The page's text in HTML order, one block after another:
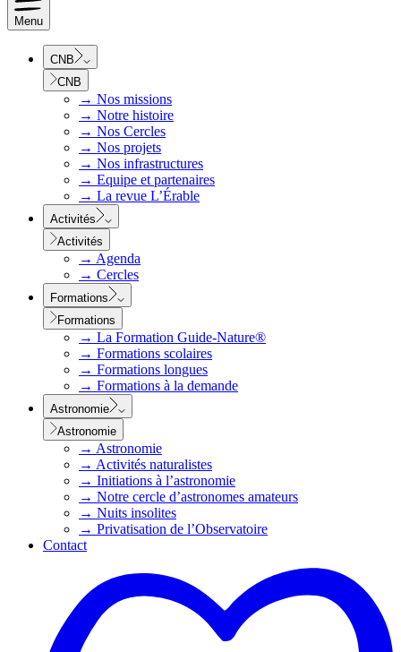
Menu
CNB
CNB
→ Nos missions
→ Notre histoire
→ Nos Cercles
→ Nos projets
→ Nos infrastructures
→ Equipe et partenaires
→ La revue L’Érable
Activités
Activités
→ Agenda
→ Cercles
Formations
Formations
→ La Formation Guide-Nature®
→ Formations scolaires
→ Formations longues
→ Formations à la demande
Astronomie
Astronomie
→ Astronomie
→ Activités naturalistes
→ Initiations à l’astronomie
→ Notre cercle d’astronomes amateurs
→ Nuits insolites
→ Privatisation de l’Observatoire
Contact